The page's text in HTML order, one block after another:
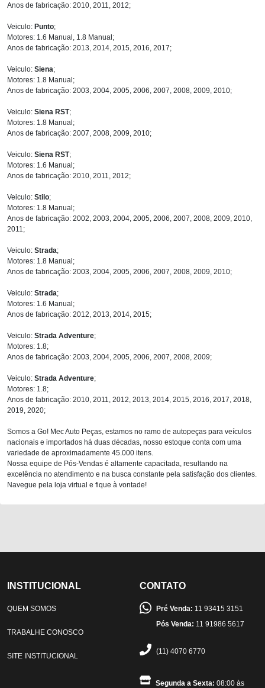
Anos de fabricação: 2010, 2011, 2012;
Veiculo: Punto;
Motores: 1.6 Manual, 1.8 Manual;
Anos de fabricação: 2013, 2014, 2015, 2016, 2017;
Veiculo: Siena;
Motores: 1.8 Manual;
Anos de fabricação: 2003, 2004, 2005, 2006, 2007, 2008, 2009, 2010;
Veiculo: Siena RST;
Motores: 1.8 Manual;
Anos de fabricação: 2007, 2008, 2009, 2010;
Veiculo: Siena RST;
Motores: 1.6 Manual;
Anos de fabricação: 2010, 2011, 2012;
Veiculo: Stilo;
Motores: 1.8 Manual;
Anos de fabricação: 2002, 2003, 2004, 2005, 2006, 2007, 2008, 2009, 2010,
2011;
Veiculo: Strada;
Motores: 1.8 Manual;
Anos de fabricação: 2003, 2004, 2005, 2006, 2007, 2008, 2009, 2010;
Veiculo: Strada;
Motores: 1.6 Manual;
Anos de fabricação: 2012, 2013, 2014, 2015;
Veiculo: Strada Adventure;
Motores: 1.8;
Anos de fabricação: 2003, 2004, 2005, 2006, 2007, 2008, 2009;
Veiculo: Strada Adventure;
Motores: 1.8;
Anos de fabricação: 2010, 2011, 2012, 2013, 2014, 2015, 2016, 2017, 2018,
2019, 2020;
Somos a Go! Mec Auto Peças, estamos no ramo de autopeças para veículos
nacionais e importados há duas décadas, nosso estoque conta com uma
variedade de aproximadamente 45.000 itens.
Nossa equipe de Pós-Vendas é altamente capacitada, resultando na
excelência no atendimento e na busca constante pela satisfação dos clientes.
Navegue pela loja virtual e fique à vontade!
INSTITUCIONAL
QUEM SOMOS
TRABALHE CONOSCO
SITE INSTITUCIONAL
CONTATO
Pré Venda: 11 93415 3151
Pós Venda: 11 91986 5617
(11) 4070 6770
Segunda a Sexta: 08:00 às